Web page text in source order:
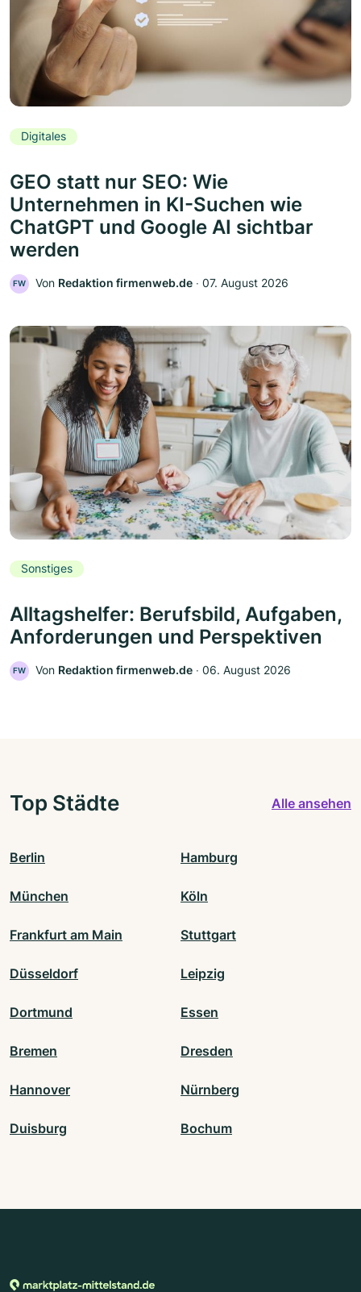
Digitales
GEO statt nur SEO: Wie
Unternehmen in KI-Suchen wie
ChatGPT und Google AI sichtbar
werden
FW Von Redaktion firmenweb.de ‧ 07. August 2026
Sonstiges
Alltagshelfer: Berufsbild, Aufgaben,
Anforderungen und Perspektiven
FW Von Redaktion firmenweb.de ‧ 06. August 2026
Top Städte Alle ansehen
Berlin Hamburg
München Köln
Frankfurt am Main Stuttgart
Düsseldorf Leipzig
Dortmund Essen
Bremen Dresden
Hannover Nürnberg
Duisburg Bochum